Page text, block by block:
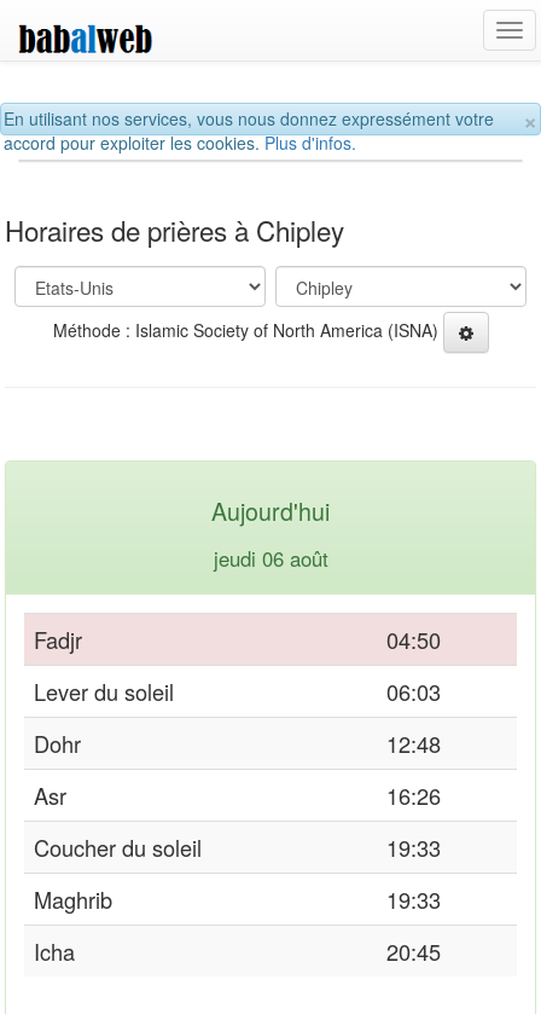
×
En utilisant nos services, vous nous donnez expressément votre
accord pour exploiter les cookies.Plus d'infos.
Horaires de prières à Chipley
Méthode : Islamic Society of North America (ISNA)
Aujourd'hui
jeudi 06 août
Fadjr
04:50
Lever du soleil
06:03
Dohr
12:48
Asr
16:26
Coucher du soleil
19:33
Maghrib
19:33
Icha
20:45